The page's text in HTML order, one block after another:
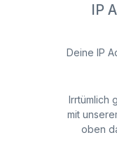
IP
Deine IP
Irrtümlich
mit
oben